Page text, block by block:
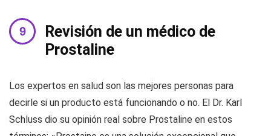
Revisión de un médico de
Prostaline
Los expertos en salud son las mejores personas para
decirle si un producto está funcionando o no. El Dr. Karl
Schluss dio su opinión real sobre Prostaline en estos